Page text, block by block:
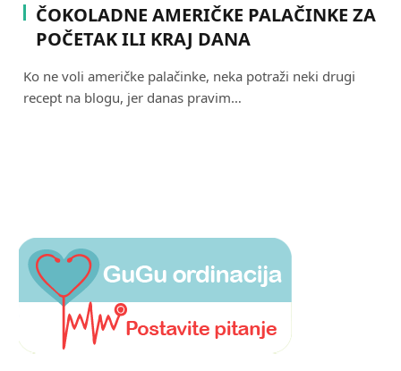
ČOKOLADNE AMERIČKE PALAČINKE ZA
POČETAK ILI KRAJ DANA
Ko ne voli američke palačinke, neka potraži neki drugi
recept na blogu, jer danas pravim…